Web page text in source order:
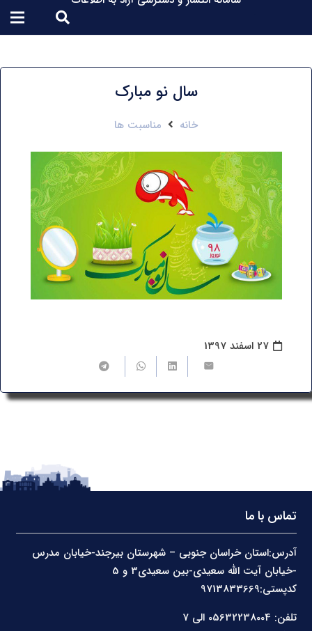
سال نو مبارک
خانه مناسبت ها
27 اسفند 1397
تماس با ما
آدرس:استان خراسان جنوبی – شهرستان بیرجند-خیابان مدرس
کدپستی:9713833669
تلفن: 05632238004 الی 7